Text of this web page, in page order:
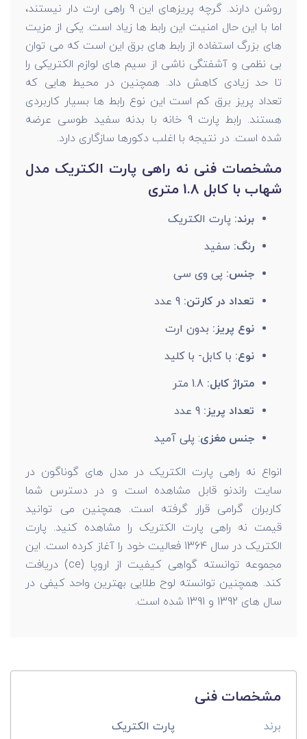
روشن دارند. گرچه پریزهای این 9 راهی ارت دار نیستند،
اما با این حال امنیت این رابط ها زیاد است. یکی از مزیت
های بزرگ استفاده از رابط های برق این است که می توان
بی نظمی و آشفتگی ناشی از سیم های لوازم الکتریکی را
تا حد زیادی کاهش داد. همچنین در محیط هایی که
تعداد پریز برق کم است این نوع رابط ها بسیار کاربردی
هستند. رابط پارت 9 خانه با بدنه سفید طوسی عرضه
شده است. در نتیجه با اغلب دکورها سازگاری دارد.
مشخصات فنی نه راهی پارت الکتریک مدل
شهاب با کابل 1.8 متری
برند: پارت الکتریک
رنگ: سفید
جنس: پی وی سی
تعداد در کارتن: 9 عدد
نوع پریز: بدون ارت
نوع: با کابل- با کلید
متراژ کابل: 1.8 متر
تعداد پریز:9 عدد
جنس مغزی: پلی آمید
انواع نه راهی پارت الکتریک در مدل های گوناگون در
سایت راندنو قابل مشاهده است و در دسترس شما
کاربران گرامی قرار گرفته است. همچنین می توانید
قیمت نه راهی پارت الکتریک را مشاهده کنید. پارت
الکتریک در سال 1364 فعالیت خود را آغاز کرده است. این
مجموعه توانسته گواهی کیفیت از اروپا (ce) دریافت
کند. همچنین توانسته لوح طلایی بهترین واحد کیفی در
سال های 1392 و 1391 شده است.
مشخصات فنی
برند پارت الکتریک